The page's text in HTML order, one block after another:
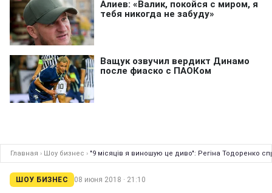
Главная › Шоу бизнес › "9 місяців я виношую це диво": Регіна Тодоренко
ШОУ БИЗНЕС 08 июня 2018 · 21:10